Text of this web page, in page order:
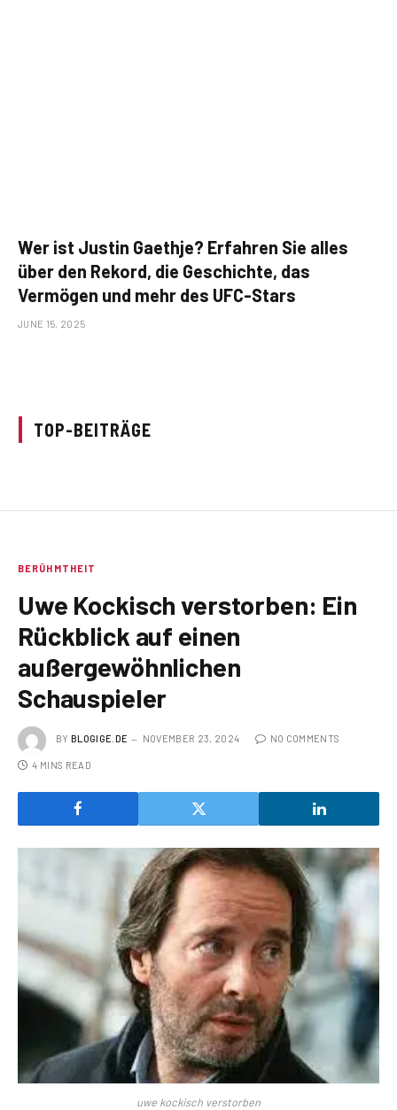
Wer ist Justin Gaethje? Erfahren Sie alles
über den Rekord, die Geschichte, das
Vermögen und mehr des UFC-Stars
JUNE 15, 2025
TOP-BEITRÄGE
BERÜHMTHEIT
Uwe Kockisch verstorben: Ein
Rückblick auf einen
außergewöhnlichen
Schauspieler
BY BLOGIGE.DE NOVEMBER 23, 2024 NO COMMENTS
4 MINS READ
uwe kockisch verstorben